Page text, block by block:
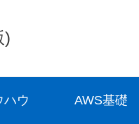
)
ハウ AWS基礎